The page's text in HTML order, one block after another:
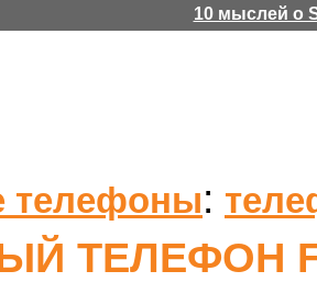
10 мыслей о
телефоны:
ТЕЛЕФОН